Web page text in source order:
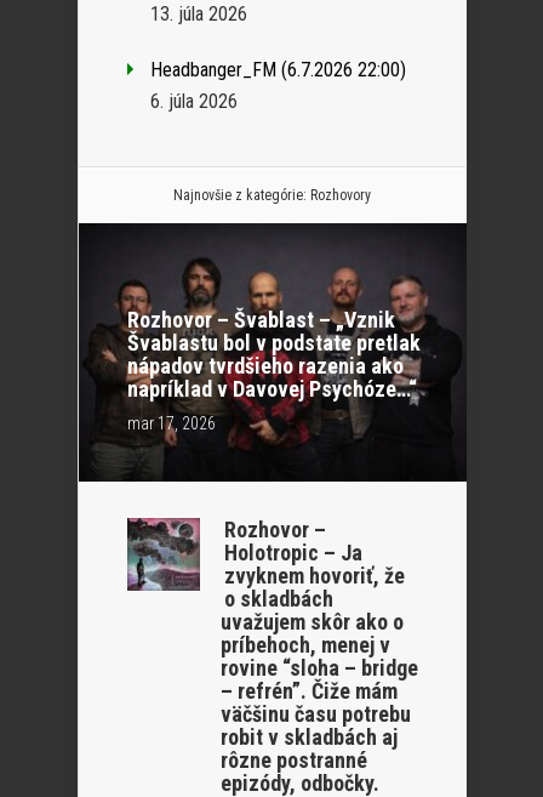
13. júla 2026
Headbanger_FM (6.7.2026 22:00)
6. júla 2026
Najnovšie z kategórie: Rozhovory
Rozhovor – Švablast – „Vznik
Švablastu bol v podstate pretlak
nápadov tvrdšieho razenia ako
napríklad v Davovej Psychóze…“
mar 17, 2026
Rozhovor –
Holotropic – Ja
zvyknem hovoriť, že
o skladbách
uvažujem skôr ako o
príbehoch, menej v
rovine “sloha – bridge
– refrén”. Čiže mám
väčšinu času potrebu
robit v skladbách aj
rôzne postranné
epizódy, odbočky.